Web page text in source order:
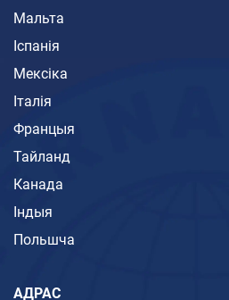
Мальта
Іспанія
Мексіка
Італія
Францыя
Тайланд
Канада
Індыя
Польшча
АДРАС